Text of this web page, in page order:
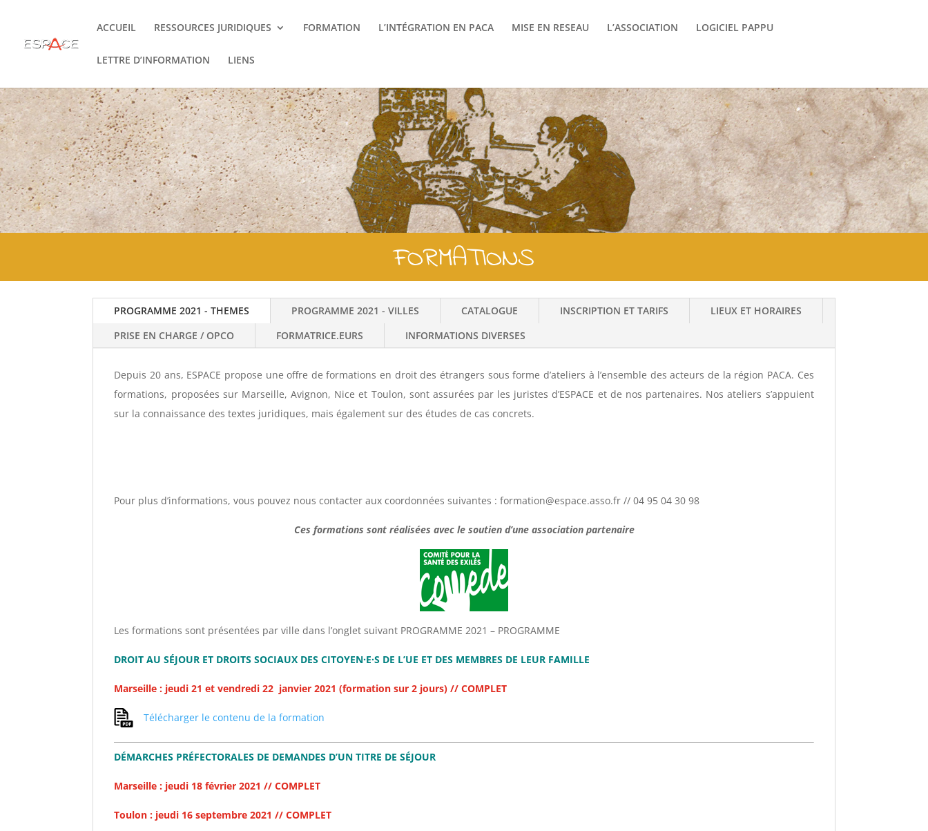
ACCUEIL RESSOURCES JURIDIQUES FORMATION L’INTÉGRATION EN PACA MISE EN RESEAU L’ASSOCIATION LOGICIEL PAPPU
LETTRE D’INFORMATION LIENS
FORMATIONS
PROGRAMME 2021 - THEMES PROGRAMME 2021 - VILLES CATALOGUE INSCRIPTION ET TARIFS
LIEUX ET HORAIRES
PRISE EN CHARGE / OPCO
FORMATRICE.EURS INFORMATIONS DIVERSES
Depuis 20 ans, ESPACE propose une offre de formations en droit des étrangers sous forme d’ateliers à l’ensemble des acteurs de la région PACA. Ces
formations, proposées sur Marseille, Avignon, Nice et Toulon, sont assurées par les juristes d’ESPACE et de nos partenaires. Nos ateliers s’appuient
sur la connaissance des textes juridiques, mais également sur des études de cas concrets.
Pour plus d’informations, vous pouvez nous contacter aux coordonnées suivantes : formation@espace.asso.fr // 04 95 04 30 98
Ces formations sont réalisées avec le soutien d’une association partenaire
Les formations sont présentées par ville dans l’onglet suivant PROGRAMME 2021 – PROGRAMME
DROIT AU SÉJOUR ET DROITS SOCIAUX DES CITOYEN·E·S DE L’UE ET DES MEMBRES DE LEUR FAMILLE
Marseille : jeudi 21 et vendredi 22 janvier 2021 (formation sur 2 jours) // COMPLET
Télécharger le contenu de la formation
DÉMARCHES PRÉFECTORALES DE DEMANDES D’UN TITRE DE SÉJOUR
Marseille : jeudi 18 février 2021 // COMPLET
Toulon : jeudi 16 septembre 2021 // COMPLET